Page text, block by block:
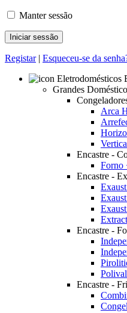
Manter sessão
Registar| Esqueceu-se da
Grandes
Arca
Encastre -
Forno
Encastre -
Encastre -
Encastre -